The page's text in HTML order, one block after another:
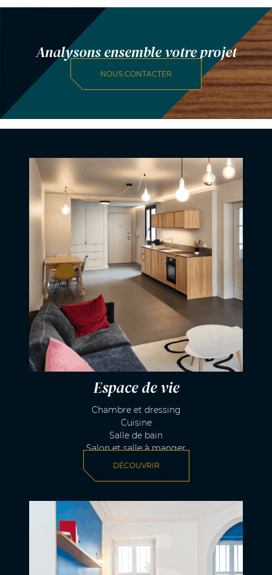
Analysons ensemble votre projet
NOUS CONTACTER
Espace de vie
Chambre et dressing
Cuisine
Salle de bain
Salon et salle à manger
DÉCOUVRIR